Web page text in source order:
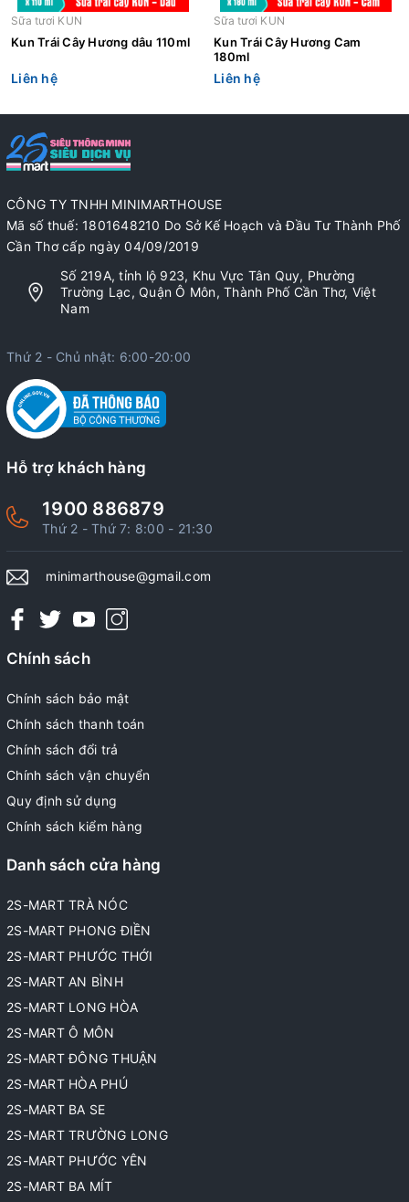
Sữa tươi KUN
Kun Trái Cây Hương dâu 110ml
Liên hệ
Sữa tươi KUN
Kun Trái Cây Hương Cam
180ml
Liên hệ
CÔNG TY TNHH MINIMARTHOUSE
Mã số thuế: 1801648210 Do Sở Kế Hoạch và Đầu Tư Thành Phố
Cần Thơ cấp ngày 04/09/2019
Số 219A, tỉnh lộ 923, Khu Vực Tân Quy, Phường
Trường Lạc, Quận Ô Môn, Thành Phố Cần Thơ, Việt
Nam
Thứ 2 - Chủ nhật: 6:00-20:00
Hỗ trợ khách hàng
1900 886879
Thứ 2 - Thứ 7: 8:00 - 21:30
minimarthouse@gmail.com
Chính sách
Chính sách bảo mật
Chính sách thanh toán
Chính sách đổi trả
Chính sách vận chuyển
Quy định sử dụng
Chính sách kiểm hàng
Danh sách cửa hàng
2S-MART TRÀ NÓC
2S-MART PHONG ĐIỀN
2S-MART PHƯỚC THỚI
2S-MART AN BÌNH
2S-MART LONG HÒA
2S-MART Ô MÔN
2S-MART ĐÔNG THUẬN
2S-MART HÒA PHÚ
2S-MART BA SE
2S-MART TRƯỜNG LONG
2S-MART PHƯỚC YÊN
2S-MART BA MÍT